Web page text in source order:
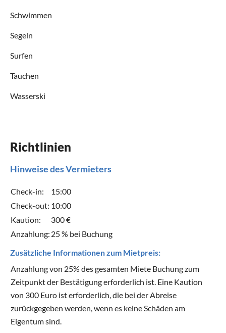
Schwimmen
Segeln
Surfen
Tauchen
Wasserski
Richtlinien
Hinweise des Vermieters
Check-in:
15:00
Check-out: 10:00
Kaution:
300 €
Anzahlung: 25 % bei Buchung
Zusätzliche Informationen zum Mietpreis:
Anzahlung von 25% des gesamten Miete Buchung zum
Zeitpunkt der Bestätigung erforderlich ist. Eine Kaution
von 300 Euro ist erforderlich, die bei der Abreise
zurückgegeben werden, wenn es keine Schäden am
Eigentum sind.